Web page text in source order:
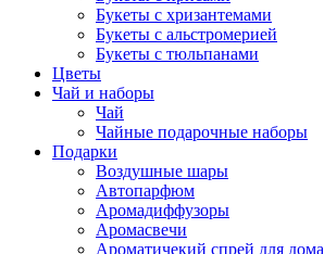
Букеты с хризантемами
Букеты с альстромерией
Букеты с тюльпанами
Цветы
Чай и наборы
Чай
Чайные подарочные наборы
Подарки
Воздушные шары
Автопарфюм
Аромадиффузоры
Аромасвечи
Ароматичекий спрей для дома